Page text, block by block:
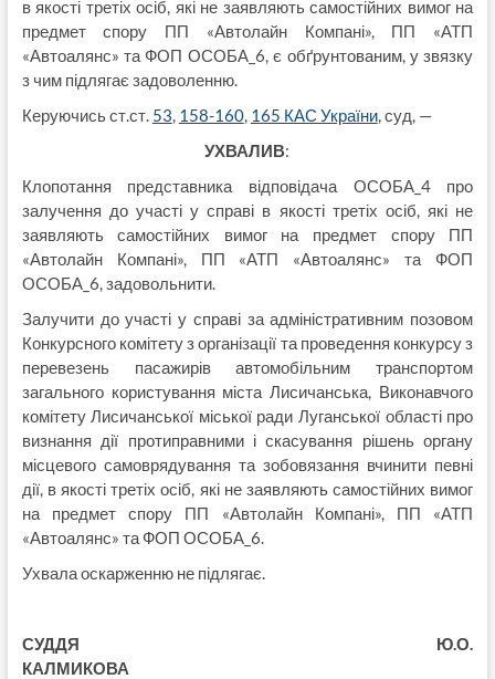
в якості третіх осіб, які не заявляють самостійних вимог на
предмет спору ПП «Автолайн Компані», ПП «АТП
«Автоалянс» та ФОП ОСОБА_6, є обґрунтованим, у звязку
з чим підлягає задоволенню.
Керуючись ст.ст. 53 158-160, 165 КАС України, суд, —
УХВАЛИВ:
Клопотання представника відповідача ОСОБА_4 про
залучення до участі у справі в якості третіх осіб, які не
заявляють самостійних вимог на предмет спору ПП
«Автолайн Компані», ПП «АТП «Автоалянс» та ФОП
ОСОБА_6, задовольнити.
Залучити до участі у справі за адміністративним позовом
Конкурсного комітету з організації та проведення конкурсу з
перевезень пасажирів автомобільним транспортом
загального користування міста Лисичанська, Виконавчого
комітету Лисичанської міської ради Луганської області про
визнання дії протиправними і скасування рішень органу
місцевого самоврядування та зобовязання вчинити певні
дії, в якості третіх осіб, які не заявляють самостійних вимог
на предмет спору ПП «Автолайн Компані», ПП «АТП
«Автоалянс» та ФОП ОСОБА_6.
Ухвала оскарженню не підлягає.
СУДДЯ Ю.О.
КАЛМИКОВА